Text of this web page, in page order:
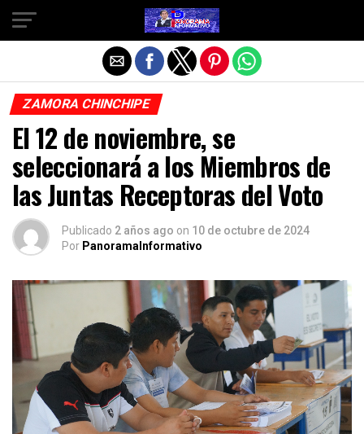
ZAMORA CHINCHIPE
El 12 de noviembre, se
seleccionará a los Miembros de
las Juntas Receptoras del Voto
Publicado 2 años ago on 10 de octubre de 2024
Por PanoramaInformativo
Salir de la versión móvil